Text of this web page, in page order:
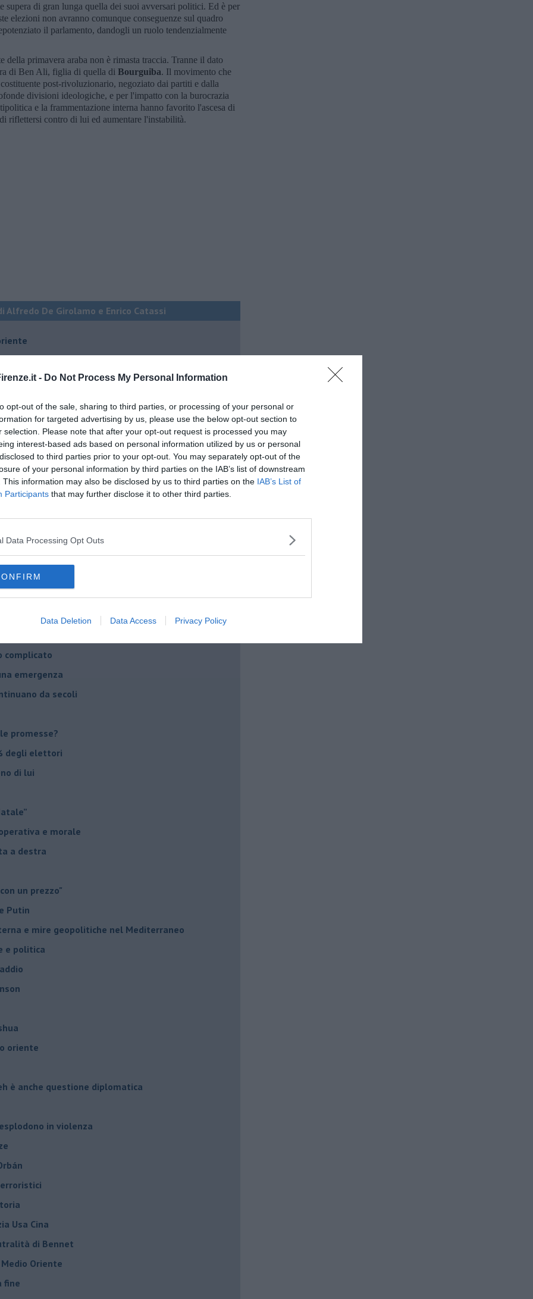
- Do Not Process My Personal Information
opt-out of the sale, sharing to third parties, or processing of your personal or
for targeted advertising by us, please use the below opt-out section to
selection. Please note that after your opt-out request is processed you may
interest-based ads based on personal information utilized by us or personal
to third parties prior to your opt-out. You may separately opt-out of the
of your personal information by third parties on the IAB’s list of downstream
This information may also be disclosed by us to third parties on the IAB’s List of
Participants that may further disclose it to other third parties.
Data Processing Opt Outs
Data Deletion Data Access Privacy Policy
supera di gran lunga quella dei suoi avversari politici. Ed è per
elezioni non avranno comunque conseguenze sul quadro
il parlamento, dandogli un ruolo tendenzialmente
primavera araba non è rimasta traccia. Tranne il dato
di Ben Ali, figlia di quella di Bourguiba. Il movimento che
post-rivoluzionario, negoziato dai partiti e dalla
divisioni ideologiche, e per l'impatto con la burocrazia
e la frammentazione interna hanno favorito l'ascesa di
riflettersi contro di lui ed aumentare l'instabilità.
Alfredo De Girolamo e Enrico Catassi
il 7 ottobre 2023
l'Italia
spesa
e la Brexit
futuro di Erdoğan
israeliana
complicato
emergenza
da secoli
promesse?
degli elettori
di lui
e morale
a destra
un prezzo"
Putin
e mire geopolitiche nel Mediterraneo
e politica
oriente
è anche questione diplomatica
in violenza
Usa Cina
di Bennet
Oriente
fine